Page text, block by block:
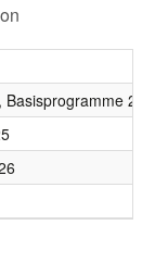
Basisprogramme